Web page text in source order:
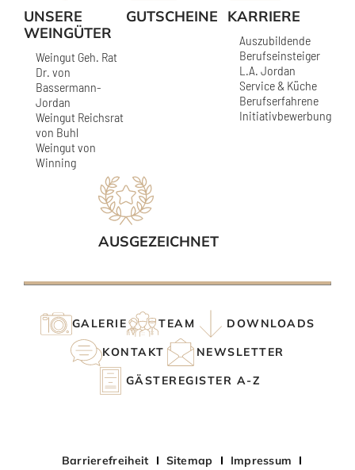
UNSERE
WEINGÜTER
Weingut Geh. Rat
Dr. von
Bassermann-
Jordan
Weingut Reichsrat
von Buhl
Weingut von
Winning
GUTSCHEINE KARRIERE
Auszubildende
Berufseinsteiger
L.A. Jordan
Service & Küche
Berufserfahrene
Initiativbewerbung
AUSGEZEICHNET
GALERIE TEAM
DOWNLOADS
KONTAKT
NEWSLETTER
GÄSTEREGISTER A-Z
Barrierefreiheit Sitemap Impressum